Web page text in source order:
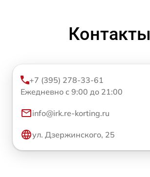
Контакты
+7 (395) 278-33-61
Ежедневно с 9:00 до 21:00
info@irk.re-korting.ru
ул. Дзержинского, 25